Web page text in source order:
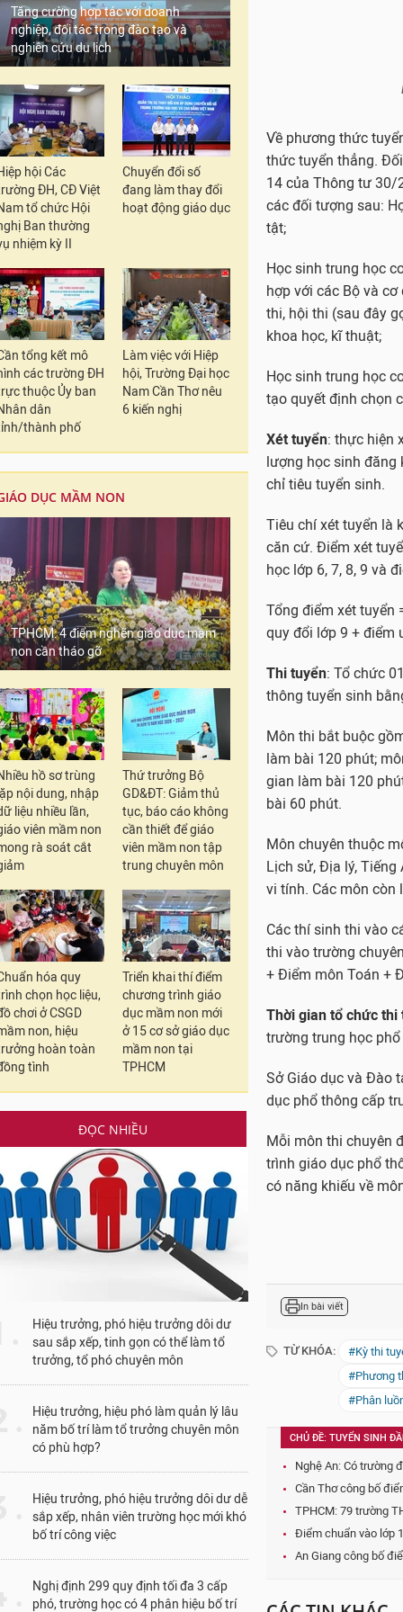
Tăng cường hợp tác với doanh
nghiệp, đối tác trong đào tạo và
nghiên cứu du lịch
hội Các
ĐH, CĐ Việt
tổ chức Hội
Ban thường
nhiệm kỳ II
Chuyển đổi số
đang làm thay đổi
hoạt động giáo dục
tổng kết mô
các trường ĐH
thuộc Ủy ban
dân
thành phố
Làm việc với Hiệp
hội, Trường Đại học
Nam Cần Thơ nêu
6 kiến nghị
DỤC MẦM NON
TPHCM: 4 điểm nghẽn giáo dục mầm
non cần tháo gỡ
hồ sơ trùng
lặp nội dung, nhập
liệu nhiều lần,
viên mầm non
rà soát cắt
Thứ trưởng Bộ
GD&ĐT: Giảm thủ
tục, báo cáo không
cần thiết để giáo
viên mầm non tập
trung chuyên môn
hóa quy
chọn học liệu,
chơi ở CSGD
non, hiệu
hoàn toàn
tình
Triển khai thí điểm
chương trình giáo
dục mầm non mới
ở 15 cơ sở giáo dục
mầm non tại
TPHCM
ĐỌC NHIỀU
Hiệu trưởng, phó hiệu trưởng dôi dư
sau sắp xếp, tinh gọn có thể làm tổ
trưởng, tổ phó chuyên môn
Hiệu trưởng, hiệu phó làm quản lý lâu
năm bố trí làm tổ trưởng chuyên môn
có phù hợp?
Hiệu trưởng, phó hiệu trưởng dôi dư dễ
sắp xếp, nhân viên trường học mới khó
bố trí công việc
Nghị định 299 quy định tối đa 3 cấp
phó, trường học có 4 phân hiệu bố trí
Tiêu chí xét tuyển là
căn cứ. Điểm xét
học lớp 6, 7, 8, 9 và
Tổng điểm xét tuyển
Thi tuyển: Tổ chức
thông tuyển sinh
làm bài 120 phút;
gian làm bài 120
Môn chuyên thuộc
Lịch sử, Địa lý,
Các thí sinh thi vào
thi vào trường
Thời gian tổ chức thi
Sở Giáo dục và Đào
Mỗi môn thi chuyên
trình giáo dục phổ
có năng khiếu về
TỪ KHÓA:
#Kỳ thi
#Phân
Nghệ An: Có trường
Cần Thơ công bố
Điểm chuẩn vào lớp
An Giang công bố
Trường Đại học Thương
trình độ tiến sĩ đợt